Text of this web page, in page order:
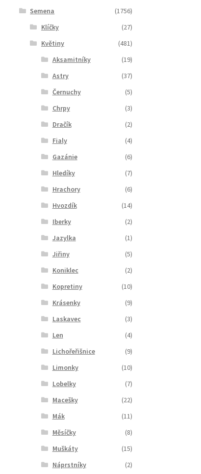
Semena
(1756)
Klíčky
(27)
Květiny
(481)
Aksamitníky
(19)
Astry
(37)
Černuchy
(5)
Chrpy
(3)
Dračík
(2)
Fialy
(4)
Gazánie
(6)
Hledíky
(7)
Hrachory
(6)
Hvozdík
(14)
Iberky
(2)
Jazylka
(1)
Jiřiny
(5)
Koniklec
(2)
Kopretiny
(10)
Krásenky
(9)
Laskavec
(3)
Len
(4)
Lichořeřišnice
(9)
Limonky
(10)
Lobelky
(7)
Macešky
(22)
Mák
(11)
Měsíčky
(8)
Muškáty
(15)
Náprstníky
(2)